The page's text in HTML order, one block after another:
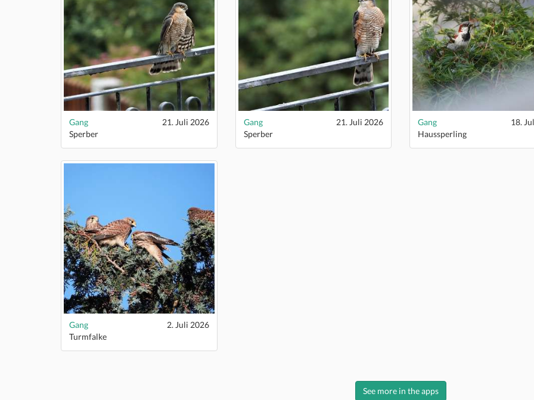
Gang
21. Juli 2026
Sperber
Gang
21. Juli 2026
Sperber
Gang
18.
Haussperling
Gang
2. Juli 2026
Turmfalke
See more in the apps